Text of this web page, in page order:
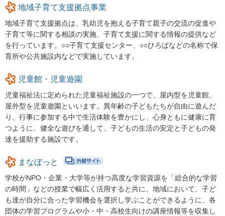
出張託児サービス一覧
★授乳スペースで搾乳ができる旨の表示にご協力ください－静岡
県
相談する・仲間をつくる
遊ぶ・学ぶ
健康・医療
支援・助成
支援・助成
2026年度ニッセイ財団「児童・少年の健全育成助成」申請の募
働く
働く
地域子育て支援拠点事業
地域子育て支援拠点は、乳幼児を抱える子育て親子の交流の促進や
子育て等に関する相談の実施、子育て支援に関する情報の提供など
を行っています。○○子育て支援センター、○○ひろばなどの名称で保
育所や公共施設内などで実施しています。
児童館・児童遊園
児童福祉法に定められた児童福祉施設の一つで、屋内型を児童館、
屋外型を児童遊園といいます。異年齢の子どもたちが自由に遊んだ
り、行事に参加する中で生活体験を豊かにし、心身ともに健康に育
つように、健全な遊びを通して、子どもの生活の安定と子どもの発
達を援助する施設です。
まなぼっと
学校がNPO・企業・大学等が持つ高度な学習資源を「総合的な学習
の時間」などの授業で幅広く活用すると共に、地域において、子ど
も達が自分に合った学習機会を選択し学ぶことができるように、各
団体の学習プログラムや小・中・高校生向けの講座情報等を収集し